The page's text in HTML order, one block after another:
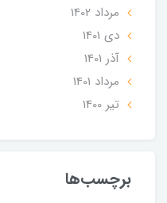
مرداد 1402
دی 1401
آذر 1401
مرداد 1401
تير 1400
برچسب‌ها